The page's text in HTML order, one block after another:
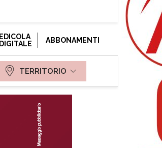
EDICOLA
DIGITALE
ABBONAMENTI
TERRITORIO